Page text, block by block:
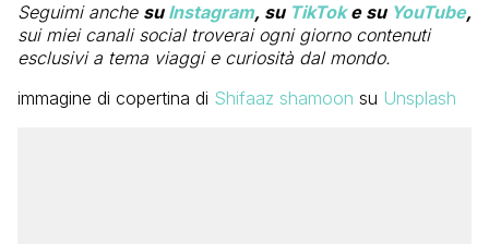
Seguimi anche su Instagram, su TikToke su YouTube,
sui miei canali social troverai ogni giorno contenuti
esclusivi a tema viaggi e curiosità dal mondo.
immagine di copertina di Shifaaz shamoon su Unsplash